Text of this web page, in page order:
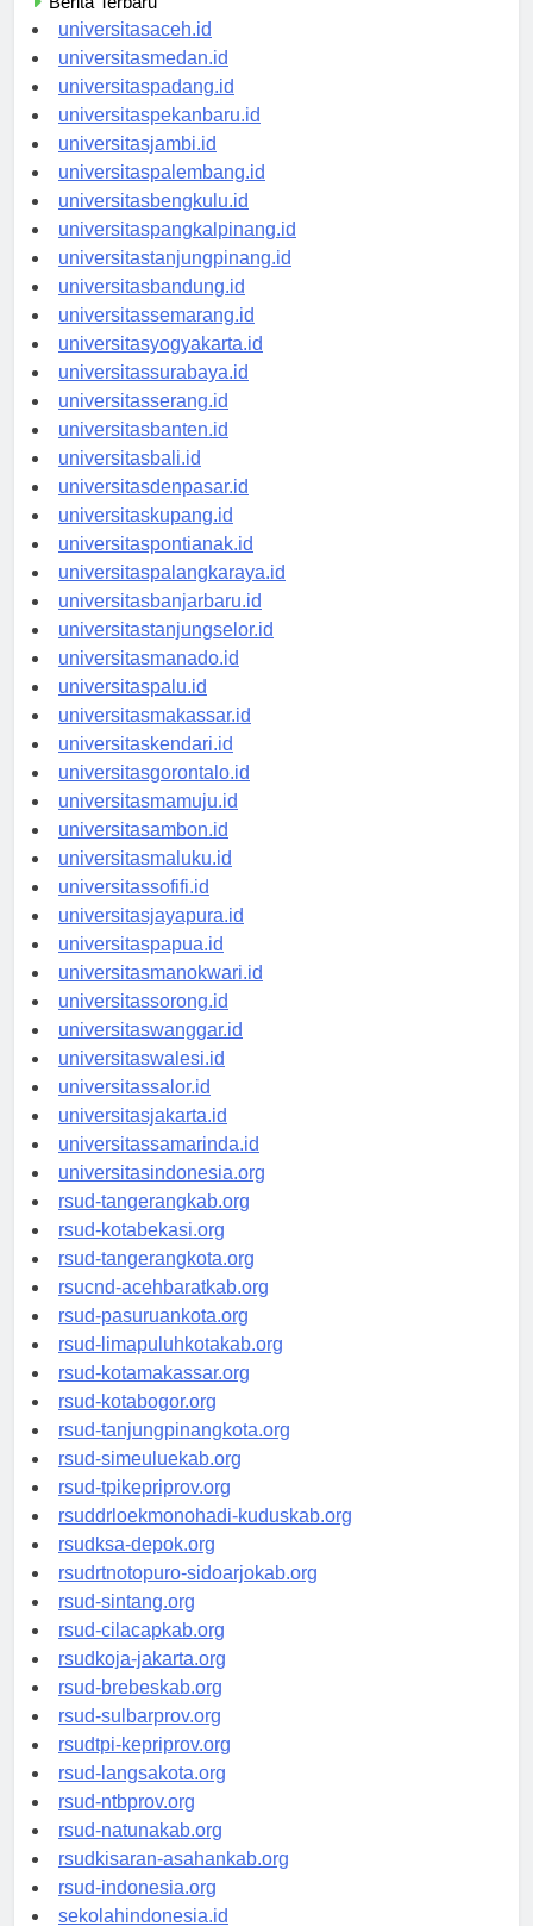
Berita Terbaru
universitasaceh.id
universitasmedan.id
universitaspadang.id
universitaspekanbaru.id
universitasjambi.id
universitaspalembang.id
universitasbengkulu.id
universitaspangkalpinang.id
universitastanjungpinang.id
universitasbandung.id
universitassemarang.id
universitasyogyakarta.id
universitassurabaya.id
universitasserang.id
universitasbanten.id
universitasbali.id
universitasdenpasar.id
universitaskupang.id
universitaspontianak.id
universitaspalangkaraya.id
universitasbanjarbaru.id
universitastanjungselor.id
universitasmanado.id
universitaspalu.id
universitasmakassar.id
universitaskendari.id
universitasgorontalo.id
universitasmamuju.id
universitasambon.id
universitasmaluku.id
universitassofifi.id
universitasjayapura.id
universitaspapua.id
universitasmanokwari.id
universitassorong.id
universitaswanggar.id
universitaswalesi.id
universitassalor.id
universitasjakarta.id
universitassamarinda.id
universitasindonesia.org
rsud-tangerangkab.org
rsud-kotabekasi.org
rsud-tangerangkota.org
rsucnd-acehbaratkab.org
rsud-pasuruankota.org
rsud-limapuluhkotakab.org
rsud-kotamakassar.org
rsud-kotabogor.org
rsud-tanjungpinangkota.org
rsud-simeuluekab.org
rsud-tpikepriprov.org
rsuddrloekmonohadi-kuduskab.org
rsudksa-depok.org
rsudrtnotopuro-sidoarjokab.org
rsud-sintang.org
rsud-cilacapkab.org
rsudkoja-jakarta.org
rsud-brebeskab.org
rsud-sulbarprov.org
rsudtpi-kepriprov.org
rsud-langsakota.org
rsud-ntbprov.org
rsud-natunakab.org
rsudkisaran-asahankab.org
rsud-indonesia.org